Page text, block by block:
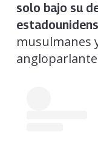
solo bajo su
musulmanes